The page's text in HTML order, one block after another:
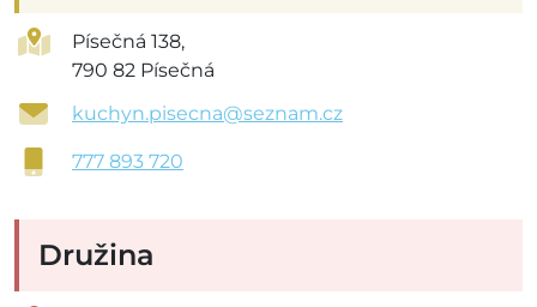
Písečná 138,
790 82 Písečná
kuchyn.pisecna@seznam.cz
777 893 720
Družina